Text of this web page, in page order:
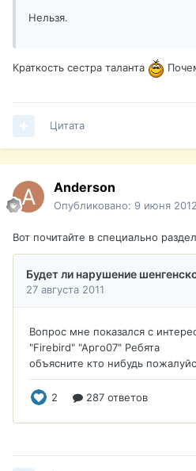
Нельзя.
Краткость сестра таланта
Цитата
Anderson
Опубликовано: 9 июня 2012
Вот почитайте в специально